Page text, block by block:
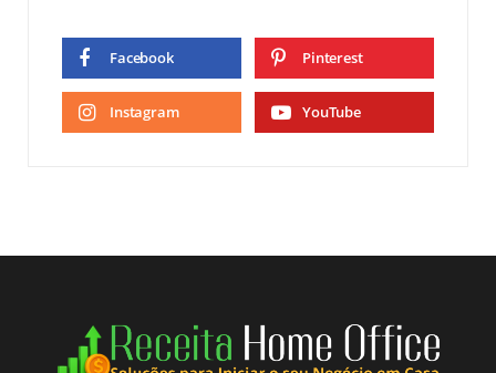
Facebook Pinterest
Instagram YouTube